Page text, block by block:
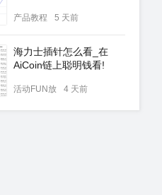
产品教程 5 天前
海力士插针怎么看_在
AiCoin链上聪明钱看!
活动FUN放 4 天前